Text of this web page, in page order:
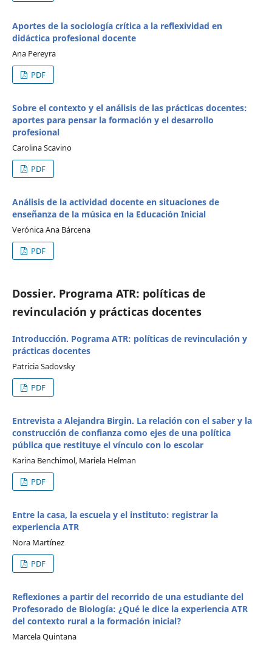
Aportes de la sociología crítica a la reflexividad en
didáctica profesional docente
Ana Pereyra
PDF
Sobre el contexto y el análisis de las prácticas docentes:
aportes para pensar la formación y el desarrollo
profesional
Carolina Scavino
PDF
Análisis de la actividad docente en situaciones de
enseñanza de la música en la Educación Inicial
Verónica Ana Bárcena
PDF
Dossier. Programa ATR: políticas de
revinculación y prácticas docentes
Introducción. Pograma ATR: políticas de revinculación y
prácticas docentes
Patricia Sadovsky
PDF
Entrevista a Alejandra Birgin. La relación con el saber y la
construcción de confianza como ejes de una política
pública que restituye el vínculo con lo escolar
Karina Benchimol, Mariela Helman
PDF
Entre la casa, la escuela y el instituto: registrar la
experiencia ATR
Nora Martínez
PDF
Reflexiones a partir del recorrido de una estudiante del
Profesorado de Biología: ¿Qué le dice la experiencia ATR
del contexto rural a la formación inicial?
Marcela Quintana